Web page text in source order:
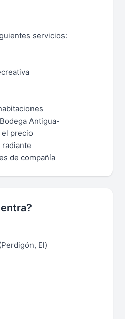
servicios:
Antigua-
precio
de compañía
El)